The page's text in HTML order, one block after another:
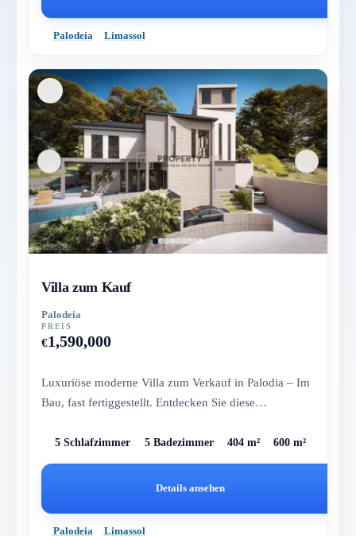
Palodeia Limassol
Villa zum Kauf
Palodeia
PREIS
€1,590,000
Luxuriöse moderne Villa zum Verkauf in Palodia – Im
Bau, fast fertiggestellt. Entdecken Sie diese
5 Schlafzimmer 5 Badezimmer 404 m² 600 m²
Details ansehen
Palodeia Limassol